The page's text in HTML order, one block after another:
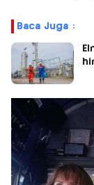
Baca Juga :